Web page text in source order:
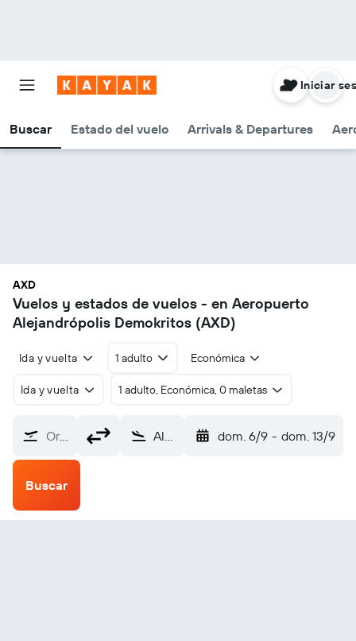
Buscar Estado del vuelo Arrivals & Departures
Iniciar
AXD
Vuelos y estados de vuelos - en Aeropuerto
Alejandrópolis Demokritos (AXD)
Ida y vuelta 1 adulto Económica
Ida y vuelta 1 adulto, Económica, 0 maletas
Origen Alejandrópolis Demokritos (AXD) dom. 6/9 - dom. 13/9
Buscar